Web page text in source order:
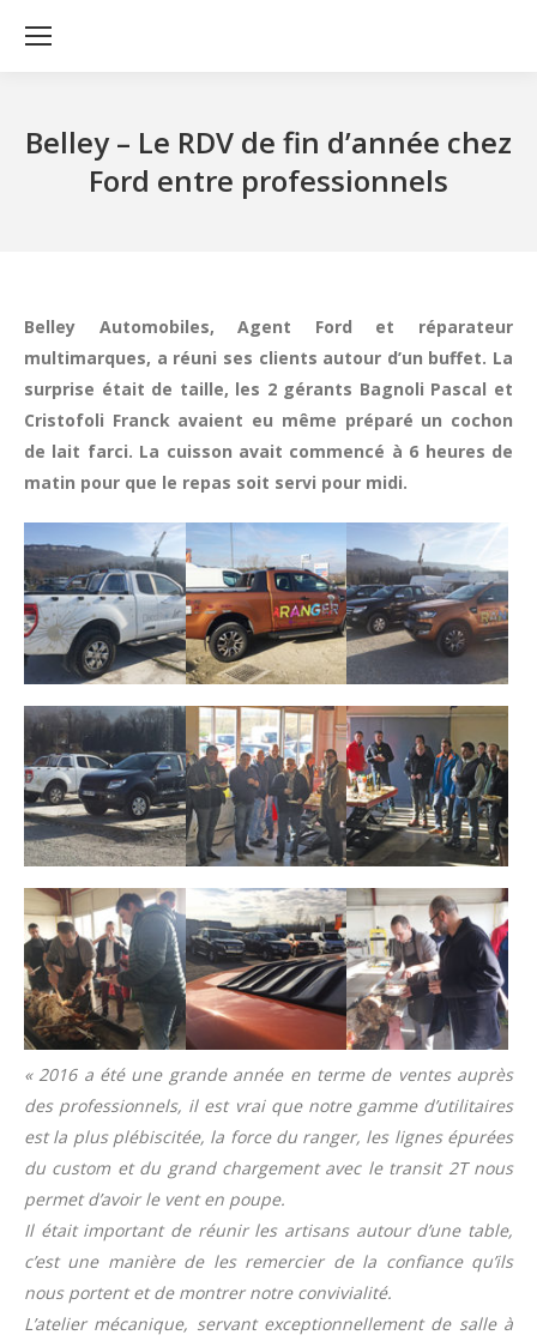
Belley – Le RDV de fin d’année chez
Ford entre professionnels
Belley Automobiles, Agent Ford et réparateur
multimarques, a réuni ses clients autour d’un buffet. La
surprise était de taille, les 2 gérants Bagnoli Pascal et
Cristofoli Franck avaient eu même préparé un cochon
de lait farci. La cuisson avait commencé à 6 heures de
matin pour que le repas soit servi pour midi.
« 2016 a été une grande année en terme de ventes auprès
des professionnels, il est vrai que notre gamme d’utilitaires
est la plus plébiscitée, la force du ranger, les lignes épurées
du custom et du grand chargement avec le transit 2T nous
permet d’avoir le vent en poupe.
Il était important de réunir les artisans autour d’une table,
c’est une manière de les remercier de la confiance qu’ils
nous portent et de montrer notre convivialité.
L’atelier mécanique, servant exceptionnellement de salle à